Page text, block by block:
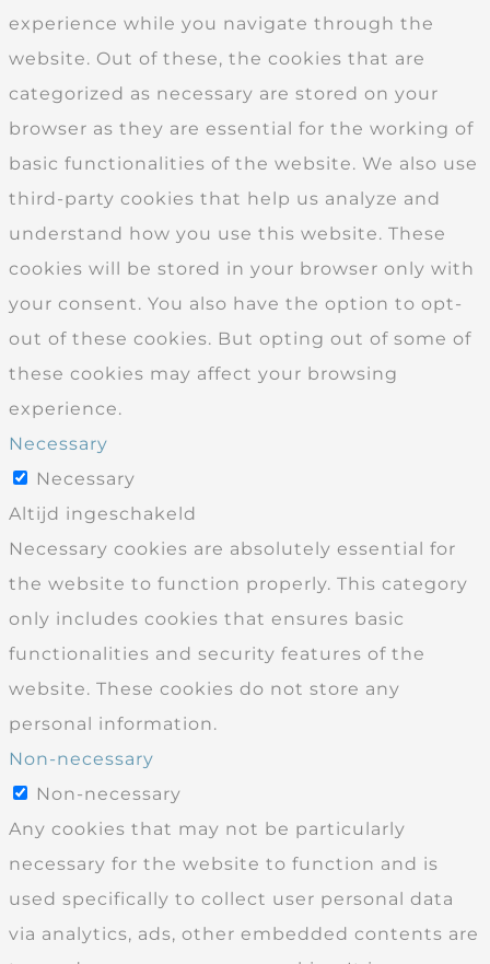
experience while you navigate through the
website. Out of these, the cookies that are
categorized as necessary are stored on your
browser as they are essential for the working of
basic functionalities of the website. We also use
third-party cookies that help us analyze and
understand how you use this website. These
cookies will be stored in your browser only with
your consent. You also have the option to opt-
out of these cookies. But opting out of some of
these cookies may affect your browsing
experience.
Necessary
Necessary
Altijd ingeschakeld
Necessary cookies are absolutely essential for
the website to function properly. This category
only includes cookies that ensures basic
functionalities and security features of the
website. These cookies do not store any
personal information.
Non-necessary
Non-necessary
Any cookies that may not be particularly
necessary for the website to function and is
used specifically to collect user personal data
via analytics, ads, other embedded contents are